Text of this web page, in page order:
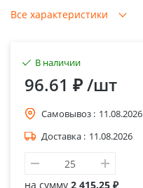
Все характеристики
В наличии
96.61 ₽/шт
Самовывоз : 11.08.2026
Доставка : 11.08.2026
на сумму 2 415.25 ₽